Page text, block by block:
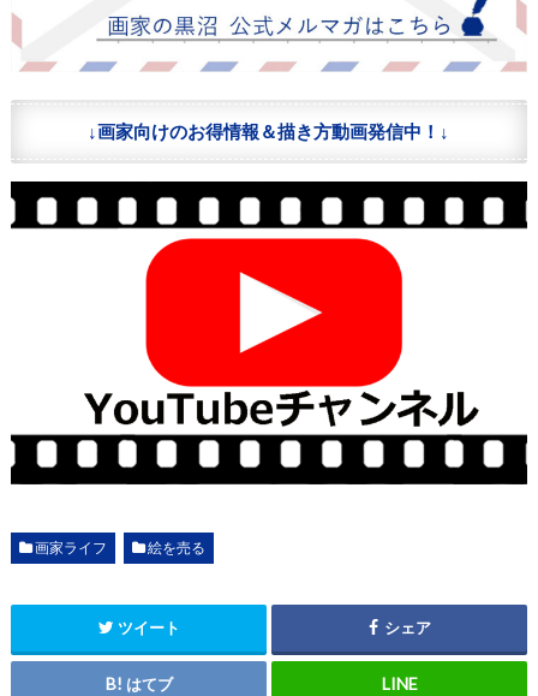
↓画家向けのお得情報＆描き方動画発信中！↓
画家ライフ 絵を売る
ツイート シェア
はてブ